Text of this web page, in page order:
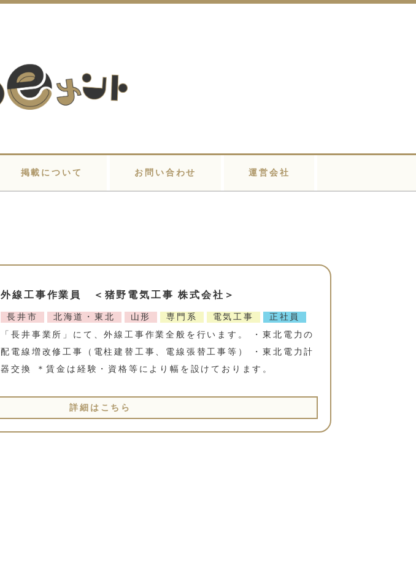
掲載について お問い合わせ 運営会社
外線工事作業員 ＜猪野電気工事 株式会社＞
長井市 北海道・東北 山形 専門系 電気工事
正社員
「長井事業所」にて、外線工事作業全般を行います。 ・東北電力の
配電線増改修工事（電柱建替工事、電線張替工事等） ・東北電力計
器交換 ＊賃金は経験・資格等により幅を設けております。
詳細はこちら